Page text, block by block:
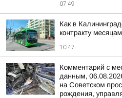
07:49
Как в
контракту
10:47
Комментарий с
данным,
на Советском
рождения,